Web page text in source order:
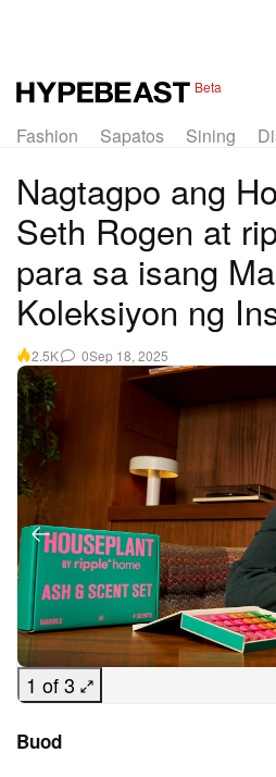
Beta
Fashion Sapatos Sining
Nagtagpo ang
Seth Rogen at
para sa isang
Koleksiyon ng
2.5K 0Sep 18, 2025
1 of 3
Buod